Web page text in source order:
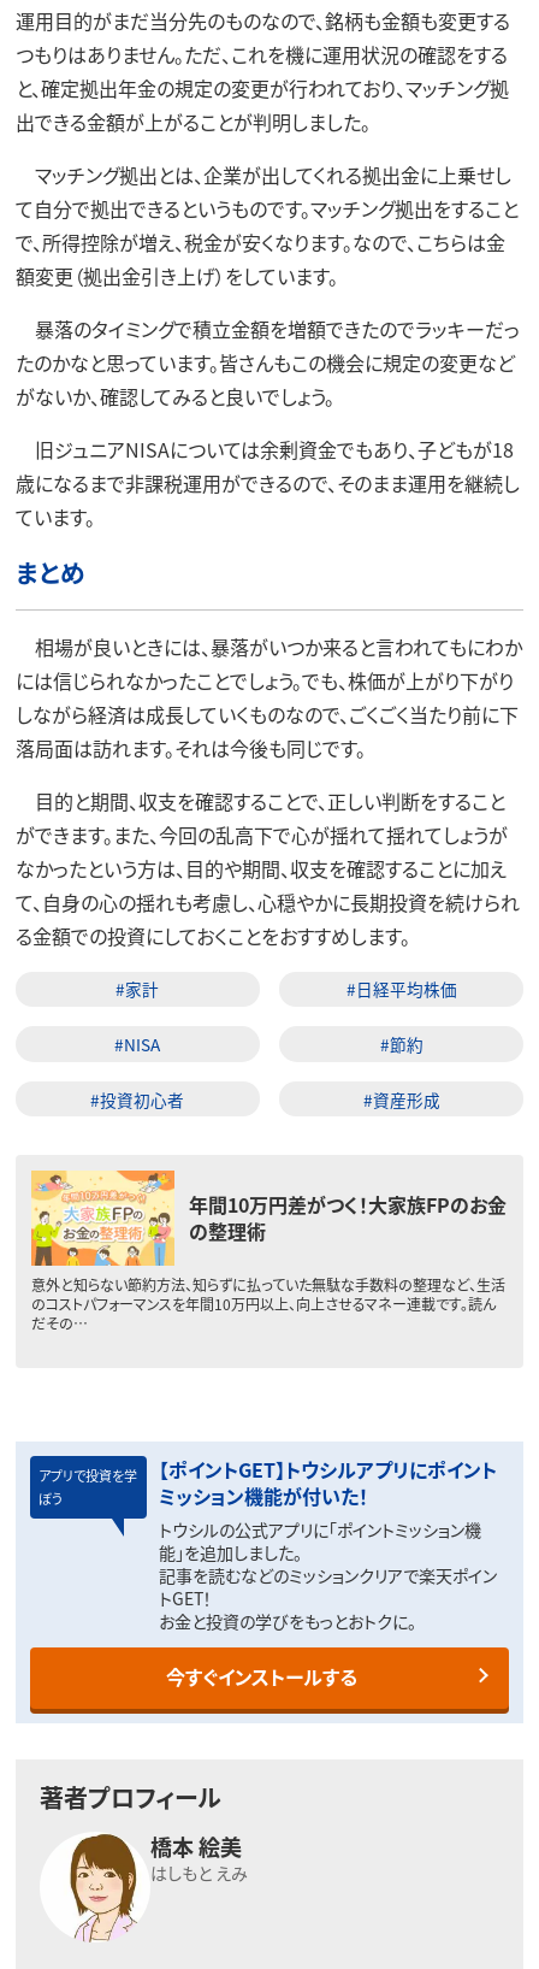
運用目的がまだ当分先のものなので、銘柄も金額も変更する
つもりはありません。ただ、これを機に運用状況の確認をする
と、確定拠出年金の規定の変更が行われており、マッチング拠
出できる金額が上がることが判明しました。
マッチング拠出とは、企業が出してくれる拠出金に上乗せし
て自分で拠出できるというものです。マッチング拠出をすること
で、所得控除が増え、税金が安くなります。なので、こちらは金
額変更（拠出金引き上げ）をしています。
暴落のタイミングで積立金額を増額できたのでラッキーだっ
たのかなと思っています。皆さんもこの機会に規定の変更など
がないか、確認してみると良いでしょう。
旧ジュニアNISAについては余剰資金でもあり、子どもが18
歳になるまで非課税運用ができるので、そのまま運用を継続し
ています。
まとめ
相場が良いときには、暴落がいつか来ると言われてもにわか
には信じられなかったことでしょう。でも、株価が上がり下がり
しながら経済は成長していくものなので、ごくごく当たり前に下
落局面は訪れます。それは今後も同じです。
目的と期間、収支を確認することで、正しい判断をすること
ができます。また、今回の乱高下で心が揺れて揺れてしょうが
なかったという方は、目的や期間、収支を確認することに加え
て、自身の心の揺れも考慮し、心穏やかに長期投資を続けられ
る金額での投資にしておくことをおすすめします。
#家計 #日経平均株価
#NISA #節約
#投資初心者 #資産形成
年間10万円差がつく！大家族FPのお金
の整理術
意外と知らない節約方法、知らずに払っていた無駄な手数料の整理など、生活
のコストパフォーマンスを年間10万円以上、向上させるマネー連載です。読ん
だその…
アプリで投資を学
ぼう
【ポイントGET】トウシルアプリにポイント
ミッション機能が付いた！
トウシルの公式アプリに「ポイントミッション機
能」を追加しました。
記事を読むなどのミッションクリアで楽天ポイン
トGET！
お金と投資の学びをもっとおトクに。
今すぐインストールする
著者プロフィール
橋本 絵美
はしもと えみ